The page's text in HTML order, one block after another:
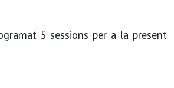
5 sessions per a la present